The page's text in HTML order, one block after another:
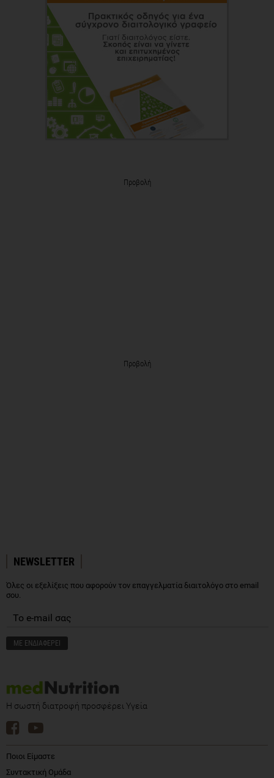
Προβολή
Προβολή
NEWSLETTER
Όλες οι εξελίξεις που αφορούν τον επαγγελματία διαιτολόγο στο email
σου.
Η σωστή διατροφή προσφέρει Υγεία
Ποιοι Είμαστε
Συντακτική Ομάδα